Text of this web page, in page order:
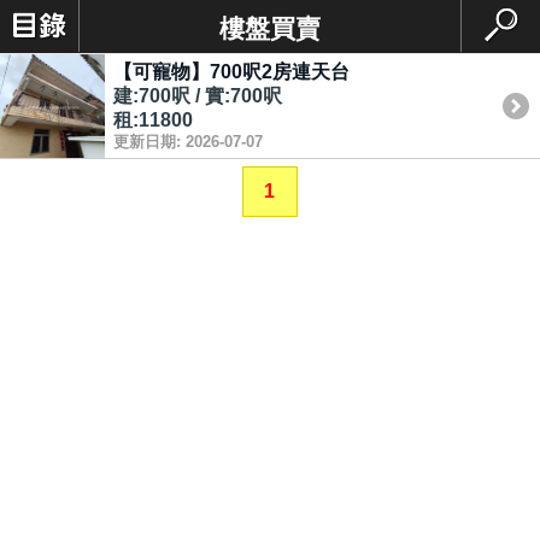
樓盤買賣
【可寵物】700呎2房連天台
建:700呎 / 實:700呎
租:11800
更新日期: 2026-07-07
1